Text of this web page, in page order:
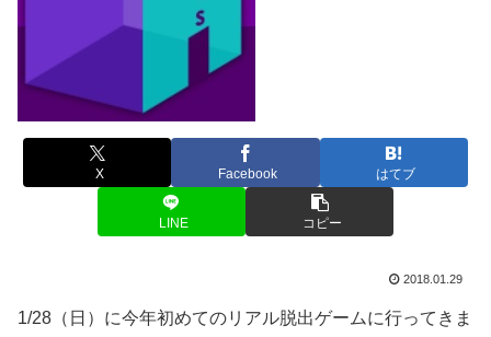
X Facebook はてブ
LINE コピー
2018.01.29
1/28（日）に今年初めてのリアル脱出ゲームに行ってきま